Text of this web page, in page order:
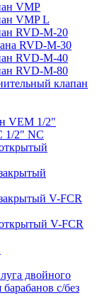
VMP
VMP L
RVD-M-20
RVD-M-30
RVD-M-40
RVD-M-80
клапан
VEM 1/2"
1/2" NC
V-FCR
V-FCR
двойного
с/без